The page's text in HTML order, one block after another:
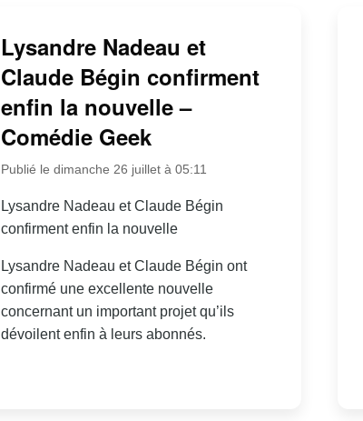
Lysandre Nadeau et
Claude Bégin confirment
enfin la nouvelle –
Comédie Geek
Publié le dimanche 26 juillet à 05:11
Lysandre Nadeau et Claude Bégin
confirment enfin la nouvelle
Lysandre Nadeau et Claude Bégin ont
confirmé une excellente nouvelle
concernant un important projet qu’ils
dévoilent enfin à leurs abonnés.